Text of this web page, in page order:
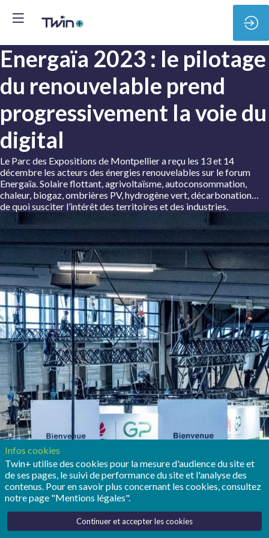
Energaïa 2023 : le pilotage
du renouvelable prend
progressivement la voie du
digital
Le Parc des Expositions de Montpellier a reçu les 13 et 14
décembre les acteurs des énergies renouvelables sur le forum
Energaïa. Solaire flottant, agrivoltaïsme, autoconsommation,
chaleur, biogaz, ombrières PV, hydrogène vert, décarbonation…
de quoi susciter l’intérêt des territoires et des industries.
Infos cookies
Twin+ utilise des cookies pour la mesure d'audience du site et
de ses pages, le suivi de performance du site et l'analyse des
contenus. Pour en savoir plus concernant les cookies, consultez
notre page "Mentions légales".
Continuer et accepter les cookies